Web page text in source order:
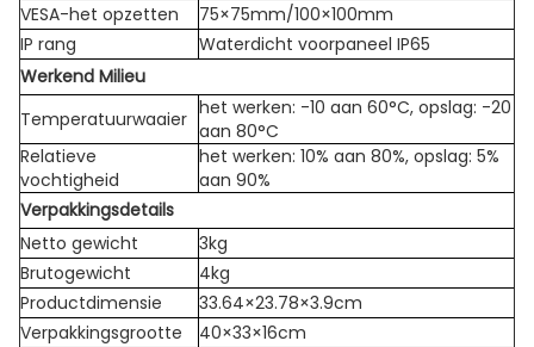
VESA-het opzetten
75×75mm/100×100mm
IP rang
Waterdicht voorpaneel IP65
Werkend Milieu
Temperatuurwaaier het werken: -10 aan 60°C, opslag: -20
aan 80°C
Relatieve
vochtigheid
het werken: 10% aan 80%, opslag: 5%
aan 90%
Verpakkingsdetails
Netto gewicht
3kg
Brutogewicht
4kg
Productdimensie
33.64×23.78×3.9cm
Verpakkingsgrootte
40×33×16cm